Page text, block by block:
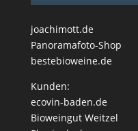
joachimott.de
Panoramafoto-Shop
bestebioweine.de
Kunden:
ecovin-baden.de
Bioweingut Weitzel